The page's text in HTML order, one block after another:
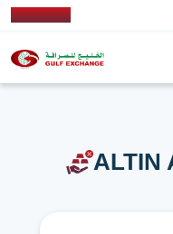
ALTIN